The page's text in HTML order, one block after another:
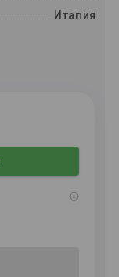
Италия